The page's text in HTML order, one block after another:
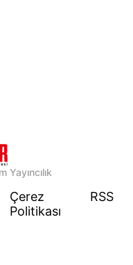
Yayıncılık
Çerez
Politikası
RSS